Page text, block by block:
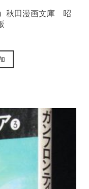
秋田漫画文庫 昭